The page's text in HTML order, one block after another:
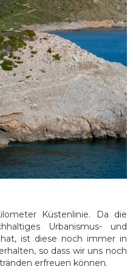
Küstenlinie. Da die
Urbanismus- und
ist diese noch immer in
so dass wir uns noch
erfreuen können.